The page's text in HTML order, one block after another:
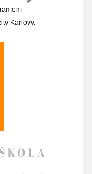
Karlovy.